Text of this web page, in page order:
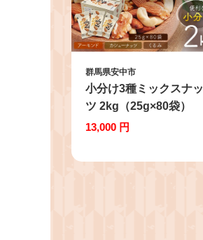
群馬県安中市
小分け3種ミックスナッ
ツ 2kg（25g×80袋）
ANAL008 / くるみ アー
13,000 円